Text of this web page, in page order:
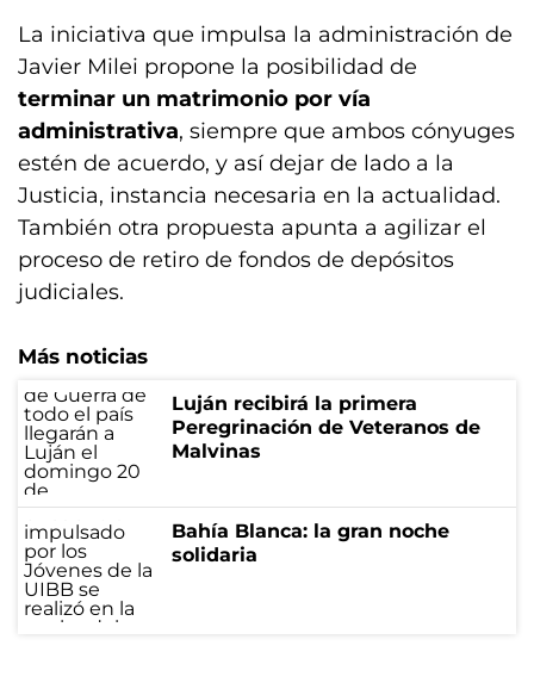
La iniciativa que impulsa la administración de
Javier Milei propone la posibilidad de
terminar un matrimonio por vía
administrativa, siempre que ambos cónyuges
estén de acuerdo, y así dejar de lado a la
Justicia, instancia necesaria en la actualidad.
También otra propuesta apunta a agilizar el
proceso de retiro de fondos de depósitos
judiciales.
Más noticias
Luján recibirá la primera
Peregrinación de Veteranos de
Malvinas
Bahía Blanca: la gran noche
solidaria